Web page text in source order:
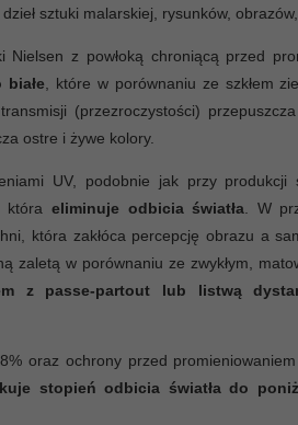
sztuki malarskiej, rysunków,
Nielsen z powłoką chroniącą przed
, które w porównaniu ze szkłem
(przezroczystości)
ostre i żywe kolory.
UV, podobnie jak przy produkcji
która eliminuje odbicia światła. W
która zakłóca percepcję obrazu a
zaletą w porównaniu ze zwykłym,
z passe-partout lub listwą
oraz ochrony przed
stopień odbicia światła do